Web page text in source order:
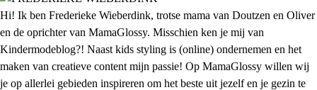
Hi! Ik ben Frederieke Wieberdink, trotse mama van Doutzen en Oliver
en de oprichter van MamaGlossy. Misschien ken je mij van
Kindermodeblog?! Naast kids styling is (online) ondernemen en het
maken van creatieve content mijn passie! Op MamaGlossy willen wij
je op allerlei gebieden inspireren om het beste uit jezelf en je gezin te